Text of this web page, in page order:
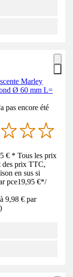
Marley
Ø 60 mm L=
pas encore été
€ * Tous les prix
des prix TTC,
en sus si
pce19,95 €*/
9,98 € par
)